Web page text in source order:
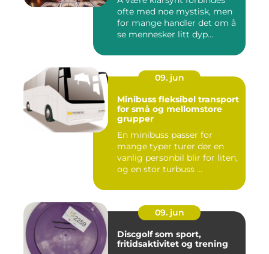
ofte med noe mystisk, men
for mange handler det om å
se mennesker litt dyp...
09. jun
Minibuss fleksibel transport
for små og mellomstore
grupper
En minibuss passer for
mange typer turer der en
vanlig personbil blir for liten,
og en stor turbuss ...
09. jun
Discgolf som sport,
fritidsaktivitet og trening